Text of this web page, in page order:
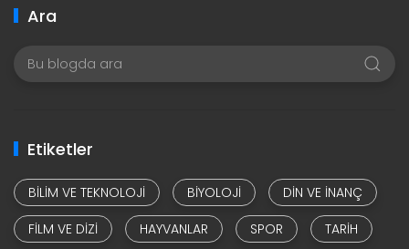
Ara
Etiketler
BILIM VE TEKNOLOJI BIYOLOJI
DIN VE INANÇ
FILM VE DIZI
HAYVANLAR SPOR TARIH